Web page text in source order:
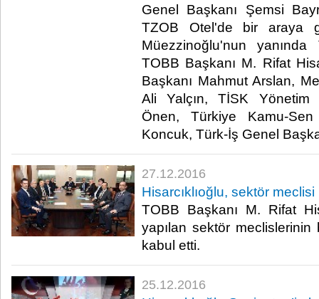
Genel Başkanı Şemsi
TZOB Otel'de bir araya
Müezzinoğlu'nun
TOBB Başkanı M. Rifat
Başkanı Mahmut Arslan,
Ali Yalçın, TİSK Yönetim
Önen, Türkiye Kamu-
Koncuk, Türk-İş Genel
27.12.2016
Hisarcıklıoğlu, sektör
TOBB Başkanı M. Rifat
yapılan sektör meclislerinin
kabul etti.​
25.12.2016